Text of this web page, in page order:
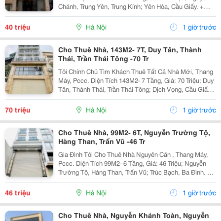
Chánh, Trung Yên, Trung Kính; Yên Hòa, Cầu Giấy. +
Liên Hệ Trực Tiếp Chủ Nhà: 0945471581 + Vỉa Hè Lớn,
Mặt Tiền Rộng,Thoáng. + Vị Trí Gần Ngay Ngã...
40 triệu Hà Nội 1 giờ trước
Cho Thuê Nhà, 143M2- 7T, Duy Tân, Thành
Thái, Trần Thái Tông -70 Tr
Tôi Chính Chủ Tìm Khách Thuê Tất Cả Nhà Mới, Thang
Máy, Pccc. Diện Tích 143M2- 7 Tầng, Giá: 70 Triệu; Duy
Tân, Thành Thái, Trần Thái Tông; Dịch Vọng, Cầu Giấy.
+ Liên Hệ Trực Tiếp Chủ Nhà: 0988289962 + Vỉa Hè
Lớn, Mặt Tiền Rộng,Thoáng. + Vị Trí Gần...
70 triệu Hà Nội 1 giờ trước
Cho Thuê Nhà, 99M2- 6T, Nguyễn Trường Tộ,
Hàng Than, Trấn Vũ -46 Tr
Gia Đình Tôi Cho Thuê Nhà Nguyên Căn , Thang Máy,
Pccc. Diện Tích 99M2- 6 Tầng, Giá: 46 Triệu; Nguyễn
Trường Tộ, Hàng Than, Trấn Vũ; Trúc Bạch, Ba Đình. +
Liên Hệ Trực Tiếp Chủ Nhà: 0942854881 + Vỉa Hè Lớn,
Mặt Tiền Rộng,Thoáng. + Vị Trí Gần Ngay...
46 triệu Hà Nội 1 giờ trước
Cho Thuê Nhà, Nguyễn Khánh Toàn, Nguyễn